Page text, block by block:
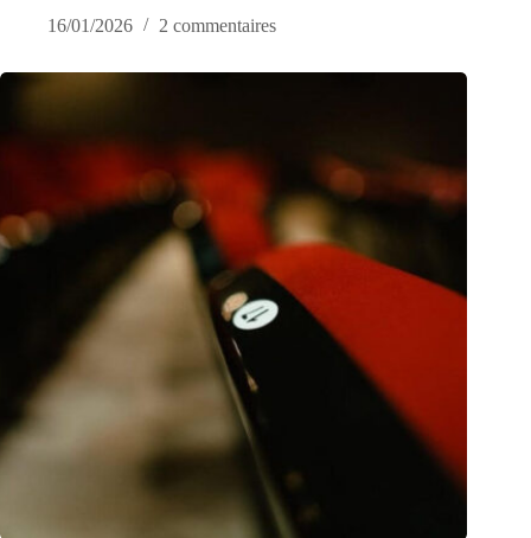
16/01/2026
2 commentaires